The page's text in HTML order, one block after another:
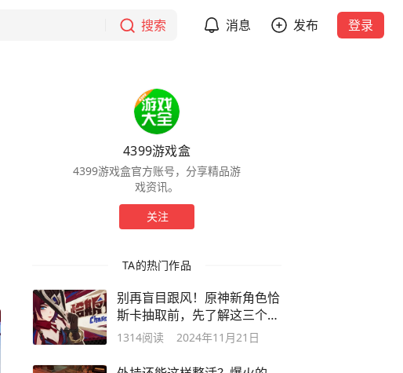
搜索 消息 发布 登录
4399游戏盒
4399游戏盒官方账号，分享精品游
戏资讯。
关注
TA的热门作品
别再盲目跟风！原神新角色恰
斯卡抽取前，先了解这三个隐
藏毒点！
1314阅读 2024年11月21日